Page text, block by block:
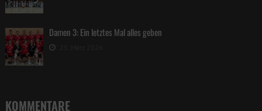
Damen 3: Ein letztes Mal alles geben
KOMMENTARE